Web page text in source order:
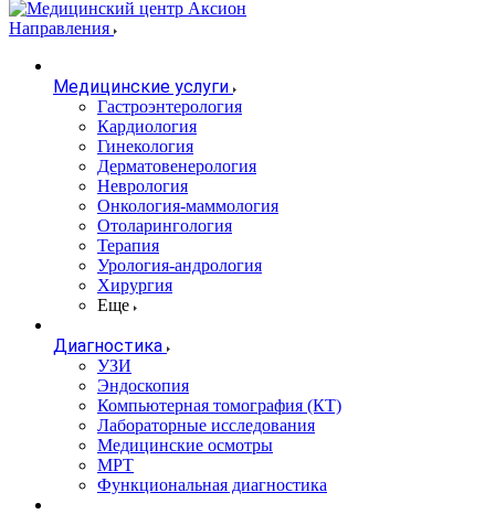
Направления
Медицинские услуги
Гастроэнтерология
Кардиология
Гинекология
Дерматовенерология
Неврология
Онкология-маммология
Отоларингология
Терапия
Урология-андрология
Хирургия
Еще
Диагностика
УЗИ
Эндоскопия
Компьютерная томография (КТ)
Лабораторные исследования
Медицинские осмотры
МРТ
Функциональная диагностика